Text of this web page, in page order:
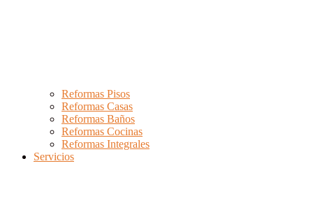
Reformas Pisos
Reformas Casas
Reformas Baños
Reformas Cocinas
Reformas Integrales
Servicios